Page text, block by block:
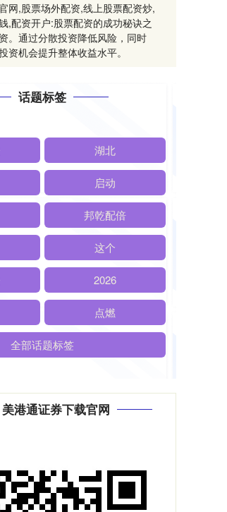
网,股票场外配资,线上股票配资炒,
,配资开户:股票配资的成功秘诀之
。通过分散投资降低风险，同时
资机会提升整体收益水平。
话题标签
湖北
启动
邦乾配倍
这个
2026
点燃
全部话题标签
港通证券下载官网